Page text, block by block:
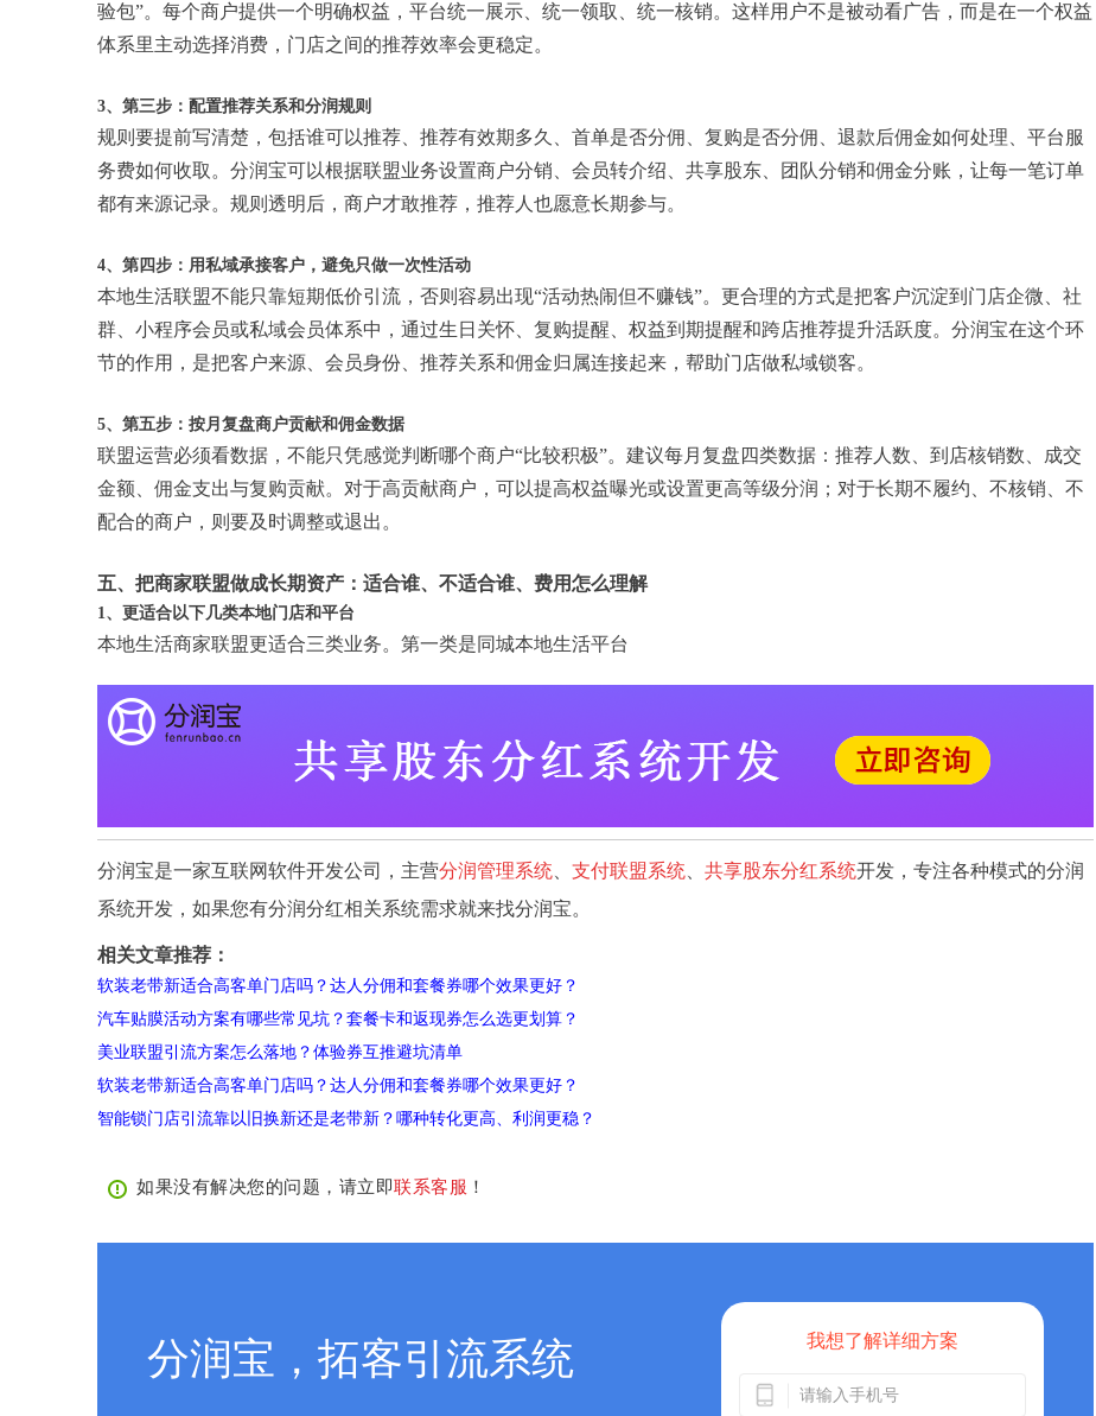
验包”。每个商户提供一个明确权益，平台统一展示、统一领取、统一核销。这样用户不是被动看广告，而是在一个权益
体系里主动选择消费，门店之间的推荐效率会更稳定。
3、第三步：配置推荐关系和分润规则
规则要提前写清楚，包括谁可以推荐、推荐有效期多久、首单是否分佣、复购是否分佣、退款后佣金如何处理、平台服
务费如何收取。分润宝可以根据联盟业务设置商户分销、会员转介绍、共享股东、团队分销和佣金分账，让每一笔订单
都有来源记录。规则透明后，商户才敢推荐，推荐人也愿意长期参与。
4、第四步：用私域承接客户，避免只做一次性活动
本地生活联盟不能只靠短期低价引流，否则容易出现“活动热闹但不赚钱”。更合理的方式是把客户沉淀到门店企微、社
群、小程序会员或私域会员体系中，通过生日关怀、复购提醒、权益到期提醒和跨店推荐提升活跃度。分润宝在这个环
节的作用，是把客户来源、会员身份、推荐关系和佣金归属连接起来，帮助门店做私域锁客。
5、第五步：按月复盘商户贡献和佣金数据
联盟运营必须看数据，不能只凭感觉判断哪个商户“比较积极”。建议每月复盘四类数据：推荐人数、到店核销数、成交
金额、佣金支出与复购贡献。对于高贡献商户，可以提高权益曝光或设置更高等级分润；对于长期不履约、不核销、不
配合的商户，则要及时调整或退出。
五、把商家联盟做成长期资产：适合谁、不适合谁、费用怎么理解
1、更适合以下几类本地门店和平台
本地生活商家联盟更适合三类业务。第一类是同城本地生活平台
分润宝是一家互联网软件开发公司，主营分润管理系统 支付联盟系统 共享股东分红系统开发，专注各种模式的分润
系统开发，如果您有分润分红相关系统需求就来找分润宝。
相关文章推荐：
软装老带新适合高客单门店吗？达人分佣和套餐券哪个效果更好？
汽车贴膜活动方案有哪些常见坑？套餐卡和返现券怎么选更划算？
美业联盟引流方案怎么落地？体验券互推避坑清单
软装老带新适合高客单门店吗？达人分佣和套餐券哪个效果更好？
智能锁门店引流靠以旧换新还是老带新？哪种转化更高、利润更稳？
如果没有解决您的问题，请立即联系客服 ！
分润宝，拓客引流系统 我想了解详细方案